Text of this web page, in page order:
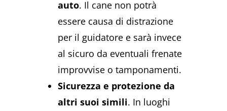
auto. Il cane non potrà
essere causa di distrazione
per il guidatore e sarà invece
al sicuro da eventuali frenate
improvvise o tamponamenti.
Sicurezza e protezione da
altri suoi simili. In luoghi